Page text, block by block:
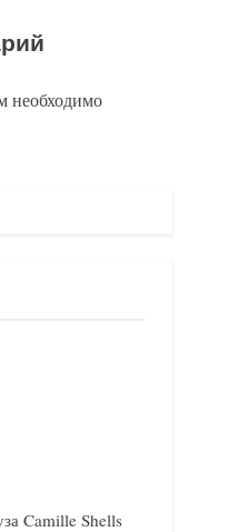
необходимо
Camille Shells